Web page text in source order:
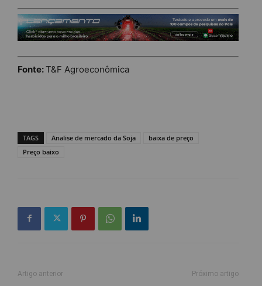
Fonte:T&F Agroeconômica
TAGS Analise de mercado da Soja
baixa de preço
Preço baixo
Artigo anterior Próximo artigo